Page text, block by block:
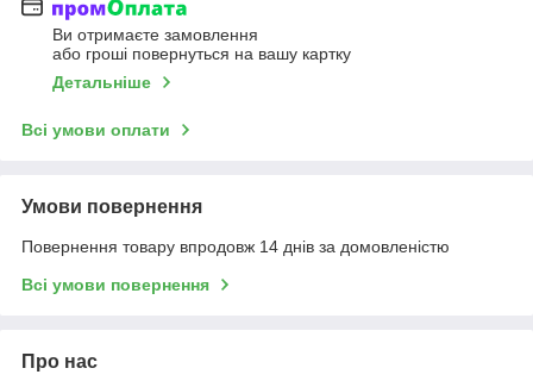
Ви отримаєте замовлення
або гроші повернуться на вашу картку
Детальніше
Всі умови оплати
Умови повернення
Повернення товару впродовж 14 днів за домовленістю
Всі умови повернення
Про нас